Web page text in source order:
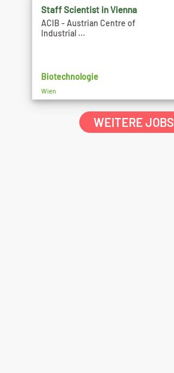
Staff Scientist in Vienna
ACIB - Austrian Centre of
Industrial ...
Biotechnologie
Wien
WEITERE JOBS